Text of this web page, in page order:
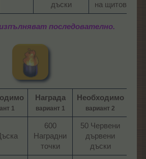
дъски​
на щитове​
последователно.
1
Награда
вариант 1
Необходимо
вариант 2
600
Наградни
точки​
50 Червени
дървени
дъски​